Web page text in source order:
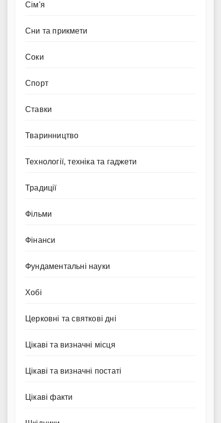
Сім'я
Сни та прикмети
Соки
Спорт
Ставки
Тваринництво
Технології, техніка та гаджети
Традиції
Фільми
Фінанси
Фундаментальні науки
Хобі
Церковні та святкові дні
Цікаві та визначні місця
Цікаві та визначні постаті
Цікаві факти